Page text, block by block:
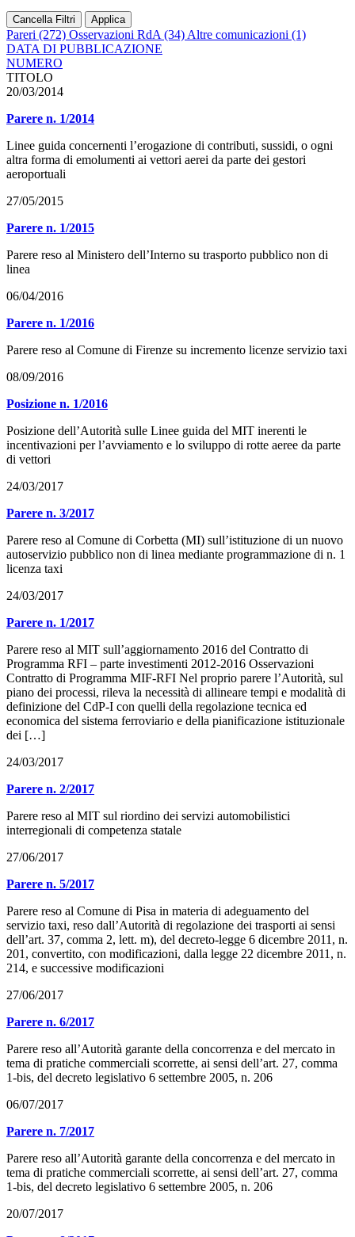
Cancella Filtri Applica
Pareri (272) Osservazioni RdA (34) Altre comunicazioni (1)
DATA DI PUBBLICAZIONE
NUMERO
TITOLO
20/03/2014
Parere n. 1/2014
Linee guida concernenti l’erogazione di contributi, sussidi, o ogni
altra forma di emolumenti ai vettori aerei da parte dei gestori
aeroportuali
27/05/2015
Parere n. 1/2015
Parere reso al Ministero dell’Interno su trasporto pubblico non di
linea
06/04/2016
Parere n. 1/2016
Parere reso al Comune di Firenze su incremento licenze servizio taxi
08/09/2016
Posizione n. 1/2016
Posizione dell’Autorità sulle Linee guida del MIT inerenti le
incentivazioni per l’avviamento e lo sviluppo di rotte aeree da parte
di vettori
24/03/2017
Parere n. 3/2017
Parere reso al Comune di Corbetta (MI) sull’istituzione di un nuovo
autoservizio pubblico non di linea mediante programmazione di n. 1
licenza taxi
24/03/2017
Parere n. 1/2017
Parere reso al MIT sull’aggiornamento 2016 del Contratto di
Programma RFI – parte investimenti 2012-2016 Osservazioni
Contratto di Programma MIF-RFI Nel proprio parere l’Autorità, sul
piano dei processi, rileva la necessità di allineare tempi e modalità di
definizione del CdP-I con quelli della regolazione tecnica ed
economica del sistema ferroviario e della pianificazione istituzionale
dei […]
24/03/2017
Parere n. 2/2017
Parere reso al MIT sul riordino dei servizi automobilistici
interregionali di competenza statale
27/06/2017
Parere n. 5/2017
Parere reso al Comune di Pisa in materia di adeguamento del
servizio taxi, reso dall’Autorità di regolazione dei trasporti ai sensi
dell’art. 37, comma 2, lett. m), del decreto-legge 6 dicembre 2011, n.
201, convertito, con modificazioni, dalla legge 22 dicembre 2011, n.
214, e successive modificazioni
27/06/2017
Parere n. 6/2017
Parere reso all’Autorità garante della concorrenza e del mercato in
tema di pratiche commerciali scorrette, ai sensi dell’art. 27, comma
1-bis, del decreto legislativo 6 settembre 2005, n. 206
06/07/2017
Parere n. 7/2017
Parere reso all’Autorità garante della concorrenza e del mercato in
tema di pratiche commerciali scorrette, ai sensi dell’art. 27, comma
1-bis, del decreto legislativo 6 settembre 2005, n. 206
20/07/2017